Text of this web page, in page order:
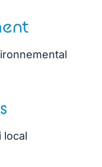
local